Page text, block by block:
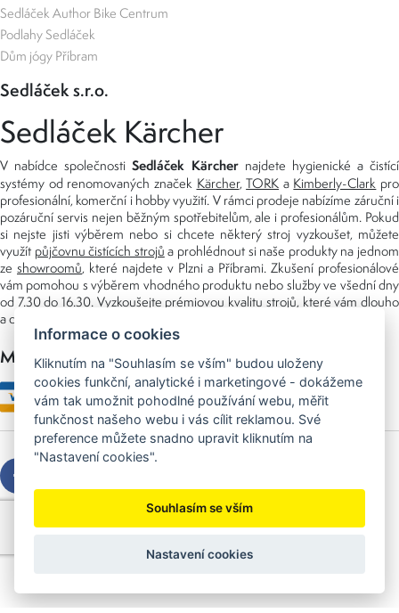
Sedláček Author Bike Centrum
Podlahy Sedláček
Dům jógy Příbram
Sedláček s.r.o.
Sedláček Kärcher
V nabídce společnostiSedláček Kärchernajdete hygienické a čistící
systémy od renomovaných značek Kärcher,TORK a Kimberly-Clark pro
profesionální, komerční i hobby využití. V rámci prodeje nabízíme záruční i
pozáruční servis nejen běžným spotřebitelům, ale i profesionálům. Pokud
si nejste jisti výběrem nebo si chcete některý stroj vyzkoušet, můžete
využít půjčovnu čistících strojů a prohlédnout si naše produkty na jednom
ze showroomů, které najdete v Plzni a Příbrami. Zkušení profesionálové
vám pomohou s výběrem vhodného produktu nebo služby ve všední dny
od 7.30 do 16.30. Vyzkoušejte prémiovou kvalitu strojů, které vám dlouho
a dobře poslouží nejen doma, ale i v zaměstnání.
Možnosti platby
Copyright © 2026 Sedláček s.r.o.
Created byOLC Webdesign
Informace o cookies
Kliknutím na "Souhlasím se vším" budou uloženy
cookies funkční, analytické i marketingové - dokážeme
vám tak umožnit pohodlné používání webu, měřit
funkčnost našeho webu i vás cílit reklamou. Své
preference můžete snadno upravit kliknutím na
"Nastavení cookies".
Souhlasím se vším
Nastavení cookies